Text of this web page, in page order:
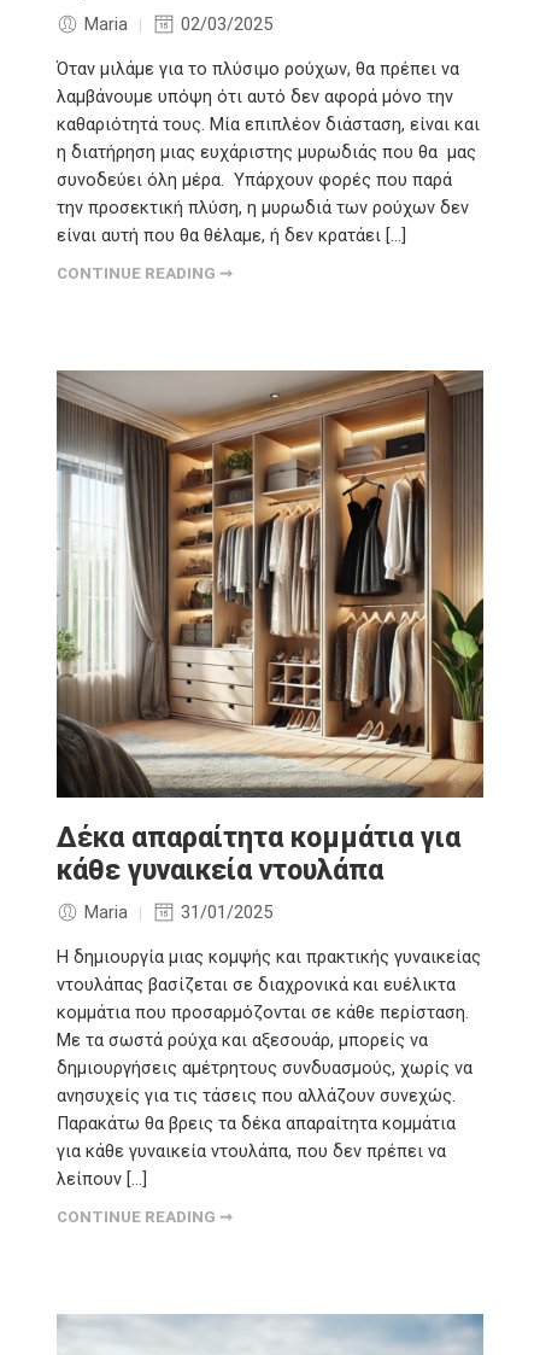
Maria 02/03/2025
Όταν μιλάμε για το πλύσιμο ρούχων, θα πρέπει να
λαμβάνουμε υπόψη ότι αυτό δεν αφορά μόνο την
καθαριότητά τους. Μία επιπλέον διάσταση, είναι και
η διατήρηση μιας ευχάριστης μυρωδιάς που θα μας
συνοδεύει όλη μέρα. Υπάρχουν φορές που παρά
την προσεκτική πλύση, η μυρωδιά των ρούχων δεν
είναι αυτή που θα θέλαμε, ή δεν κρατάει […]
CONTINUE READING ➞
Δέκα απαραίτητα κομμάτια για
κάθε γυναικεία ντουλάπα
Maria 31/01/2025
Η δημιουργία μιας κομψής και πρακτικής γυναικείας
ντουλάπας βασίζεται σε διαχρονικά και ευέλικτα
κομμάτια που προσαρμόζονται σε κάθε περίσταση.
Με τα σωστά ρούχα και αξεσουάρ, μπορείς να
δημιουργήσεις αμέτρητους συνδυασμούς, χωρίς να
ανησυχείς για τις τάσεις που αλλάζουν συνεχώς.
Παρακάτω θα βρεις τα δέκα απαραίτητα κομμάτια
για κάθε γυναικεία ντουλάπα, που δεν πρέπει να
λείπουν […]
CONTINUE READING ➞